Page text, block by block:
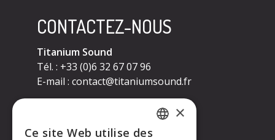
CONTACTEZ-NOUS
Titanium Sound
Tél. : +33 (0)6 32 67 07 96
E-mail : contact@titaniumsound.fr
CONTACTEZ-NOUS
Titanium Sound
×
Ce site Web utilise des